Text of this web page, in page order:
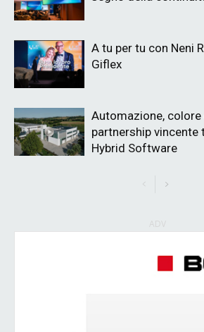
A tu per tu con Neni
Giflex
Automazione,
partnership vincente
Hybrid Software